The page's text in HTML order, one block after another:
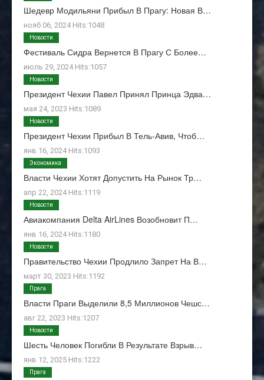
Шедевр Модильяни Прибыл В Прагу: Новая В…
нояб 06, 2024 Hits:1048
Фестиваль Сидра Вернется В Прагу С Более…
июль 29, 2024 Hits:1057
Новости
Президент Чехии Павел Принял Принца Эдва…
мая 24, 2023 Hits:1089
Новости
Президент Чехии Прибыл В Тель-Авив, Чтоб…
янв 16, 2024 Hits:1093
Новости
Власти Чехии Хотят Допустить На Рынок Тр…
апр 22, 2024 Hits:1119
Экономика
Авиакомпания Delta AirLines Возобновит П…
янв 16, 2024 Hits:1180
Новости
Правительство Чехии Продлило Запрет На В…
март 30, 2023 Hits:1192
Новости
Власти Праги Выделили 8,5 Миллионов Чешс…
авг 22, 2023 Hits:1207
Прага
Шесть Человек Погибли В Результате Взрыв…
янв 12, 2025 Hits:1222
Новости
Прага